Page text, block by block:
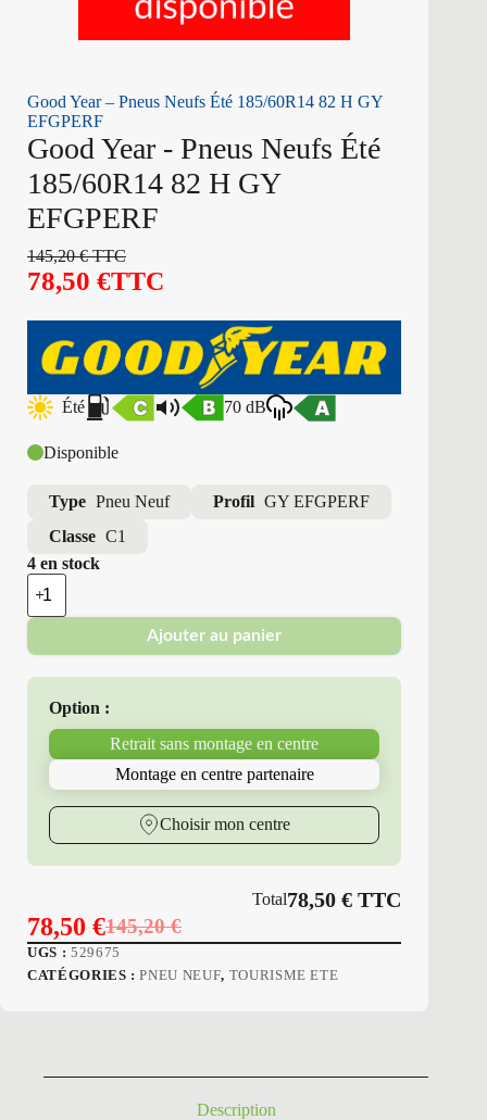
Good Year – Pneus Neufs Été 185/60R14 82 H GY
EFGPERF
Good Year - Pneus Neufs Été
185/60R14 82 H GY
EFGPERF
145,20€TTC
78,50 €TTC
Été 70 dB
Disponible
Type Pneu Neuf Profil GY EFGPERF
Classe C1
4 en stock
quantité
de
Good
-
Pneus
185/60R14
EFGPERF
Ajouter au panier
Option :
Retrait sans montage en centre
Montage en centre partenaire
Choisir mon centre
Total78,50€ TTC
145,20€
Le
prix
78,50 €Le
prix
UGS : 529675
CATÉGORIES :PNEU NEUF, TOURISME ETE
Description